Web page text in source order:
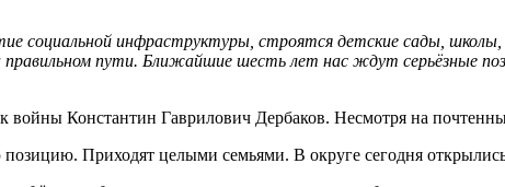
социальной инфраструктуры, строятся детские сады,
пути. Ближайшие шесть лет нас ждут серьёзные
войны Константин Гаврилович Дербаков. Несмотря на
Приходят целыми семьями. В округе сегодня